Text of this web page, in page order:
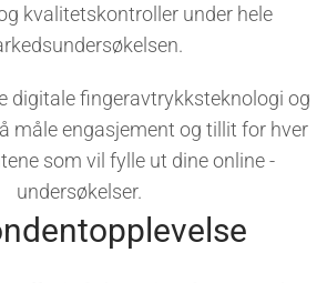
kvalitetskontroller under hele
digitale fingeravtrykksteknologi og
måle engasjement og tillit for hver
som vil fylle ut dine online -
undersøkelser.